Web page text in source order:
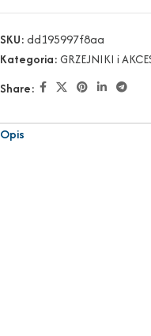
SKU:dd195997f8aa
Kategoria:GRZEJNIKI i
Share:
Opis